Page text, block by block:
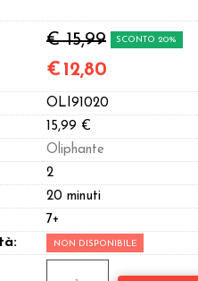
€ 15,99 SCONTO 20%
€ 12,80
OLI91020
15,99 €
Oliphante
2
20 minuti
7+
NON DISPONIBILE